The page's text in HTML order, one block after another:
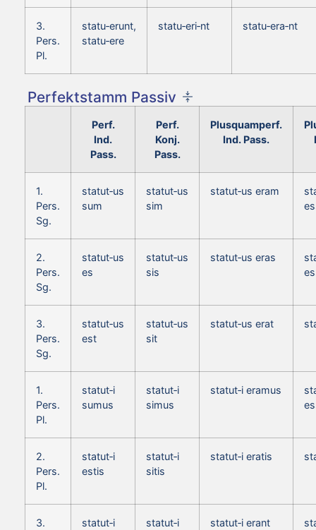
3.
Pers.
Pl.
statu‑erunt,
statu‑ere
statu‑eri‑nt statu‑era‑nt
Perfektstamm Passiv
Perf.
Ind.
Pass.
Perf.
Konj.
Pass.
Plusquamperf.
Ind. Pass.
1.
Pers.
Sg.
statut‑us
sum
statut‑us
sim
statut‑us eram
2.
Pers.
Sg.
statut‑us
es
statut‑us
sis
statut‑us eras
3.
Pers.
Sg.
statut‑us
est
statut‑us
sit
statut‑us erat
1.
Pers.
Pl.
statut‑i
sumus
statut‑i
simus
statut‑i eramus
2.
Pers.
Pl.
statut‑i
estis
statut‑i
sitis
statut‑i eratis
3.
statut‑i
statut‑i
statut‑i erant